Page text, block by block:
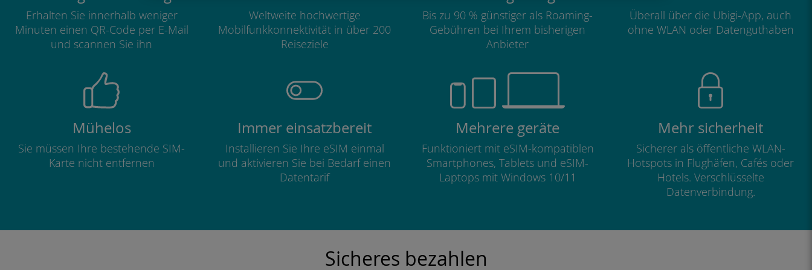
Erhalten Sie innerhalb weniger
Minuten einen QR-Code per E-Mail
und scannen Sie ihn
Weltweite hochwertige
Mobilfunkkonnektivität in über 200
Reiseziele
Bis zu 90 % günstiger als Roaming-
Gebühren bei Ihrem bisherigen
Anbieter
Überall über die Ubigi-App, auch
ohne WLAN oder Datenguthaben
Mühelos
Sie müssen Ihre bestehende SIM-
Karte nicht entfernen
Immer einsatzbereit
Installieren Sie Ihre eSIM einmal
und aktivieren Sie bei Bedarf einen
Datentarif
Mehrere geräte
Funktioniert mit eSIM-kompatiblen
Smartphones, Tablets und eSIM-
Laptops mit Windows 10/11
Mehr sicherheit
Sicherer als öffentliche WLAN-
Hotspots in Flughäfen, Cafés oder
Hotels. Verschlüsselte
Datenverbindung.
Sicheres bezahlen